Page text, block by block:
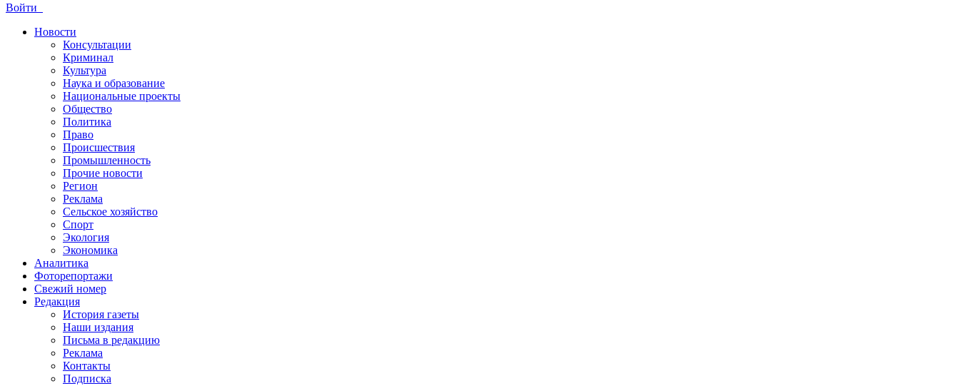
Войти
Новости
Консультации
Криминал
Культура
Наука и образование
Национальные проекты
Общество
Политика
Право
Происшествия
Промышленность
Прочие новости
Регион
Реклама
Сельское хозяйство
Спорт
Экология
Экономика
Аналитика
Фоторепортажи
Свежий номер
Редакция
История газеты
Наши издания
Письма в редакцию
Реклама
Контакты
Подписка